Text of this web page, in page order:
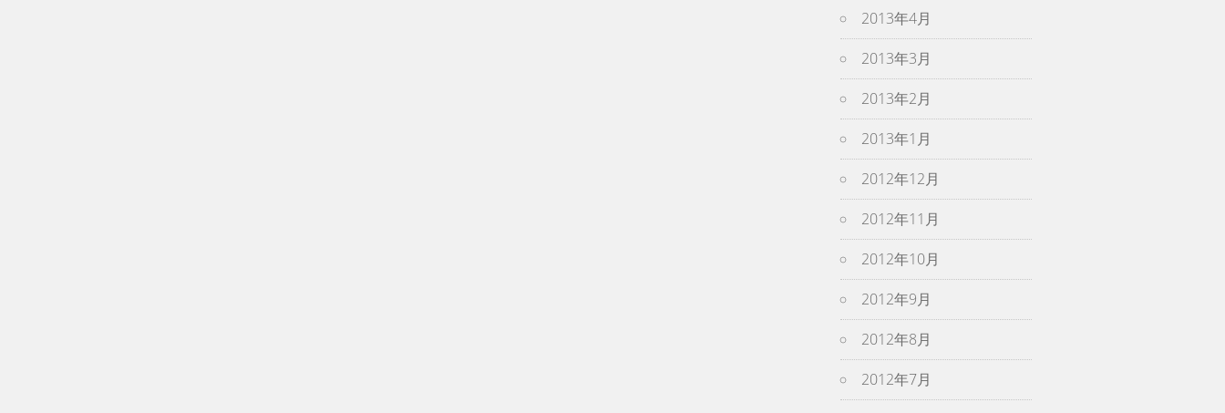
2013年4月
2013年3月
2013年2月
2013年1月
2012年12月
2012年11月
2012年10月
2012年9月
2012年8月
2012年7月